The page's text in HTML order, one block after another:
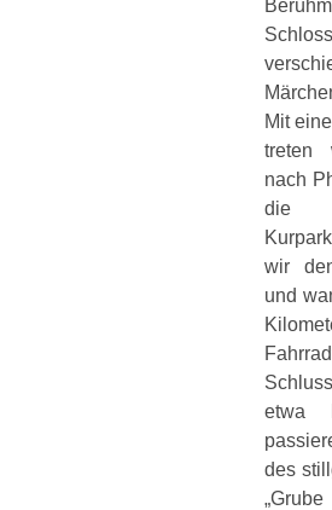
Mit
treten
nach
die
wir
und
etwa
des